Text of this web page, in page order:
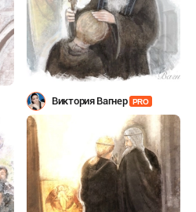
Виктория Вагнер PRO